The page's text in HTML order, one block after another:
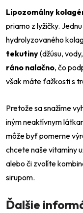
Lipozomálny
priamo z lyžičky.
hydrolyzovaného
tekutiny(džúsu,
ráno nalačno, čo
však máte ťažkosti s
Pretože sa snažíme
iným neaktívnym
môže byť pomerne
chcete naše vitamíny
alebo či zvolíte
sirupom.
Ďalšie